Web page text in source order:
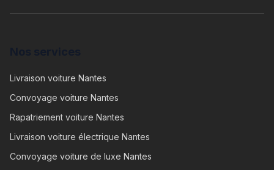
Livraison voiture Nantes
Convoyage voiture Nantes
Rapatriement voiture Nantes
Livraison voiture électrique Nantes
Convoyage voiture de luxe Nantes